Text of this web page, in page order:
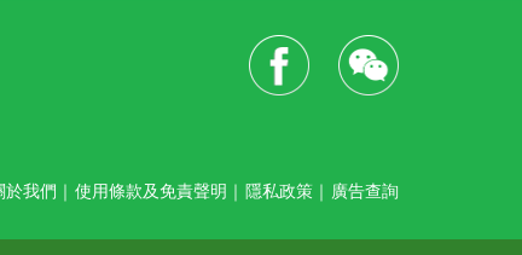
於我們 ｜ 使用條款及免責聲明 ｜ 隱私政策 ｜ 廣告查詢